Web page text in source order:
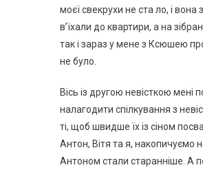
моєї свекрухи не ста ло, і
в’їхали до квартири, а на
так і зараз у мене з Ксюшею
не було.
Вісь із другою невісткою
налагодити спілкування з
ті, щоб швидше їх із сіном
Антон, Вітя та я, накопичуємо
Антоном стали старанніше. А